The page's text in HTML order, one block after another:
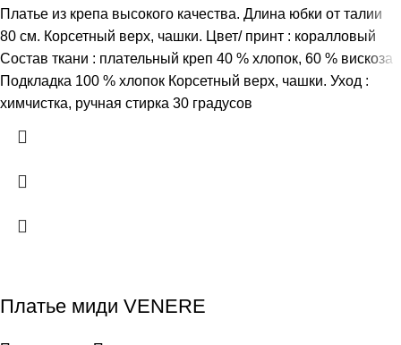
Платье из крепа высокого качества. Длина юбки от талии
80 см. Корсетный верх, чашки. Цвет/ принт : коралловый
Состав ткани : плательный креп 40 % хлопок, 60 % вискоза
Подкладка 100 % хлопок Корсетный верх, чашки. Уход :
химчистка, ручная стирка 30 градусов
Платье миди VENERE